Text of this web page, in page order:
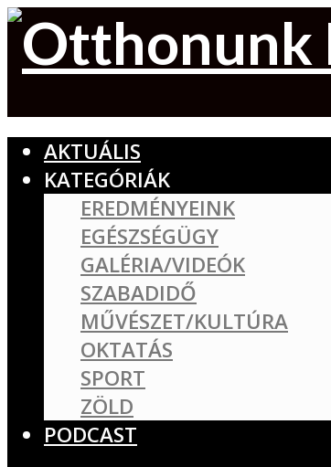
AKTUÁLIS
KATEGÓRIÁK
EREDMÉNYEINK
EGÉSZSÉGÜGY
GALÉRIA/VIDEÓK
SZABADIDŐ
MŰVÉSZET/KULTÚRA
OKTATÁS
SPORT
ZÖLD
PODCAST